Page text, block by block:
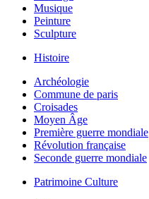
Musique
Peinture
Sculpture
Histoire
Archéologie
Commune de paris
Croisades
Moyen Âge
Première guerre mondiale
Révolution française
Seconde guerre mondiale
Patrimoine Culture